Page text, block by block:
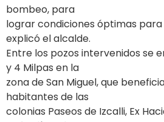
bombeo, para
lograr condiciones óptimas para
explicó el alcalde.
Entre los pozos intervenidos se
y 4 Milpas en la
zona de San Miguel, que
habitantes de las
colonias Paseos de Izcalli, Ex